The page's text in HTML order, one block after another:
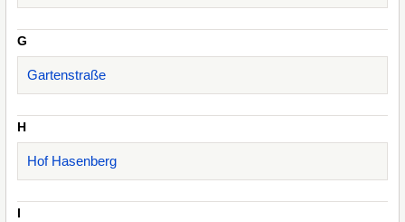
G
Gartenstraße
H
Hof Hasenberg
I